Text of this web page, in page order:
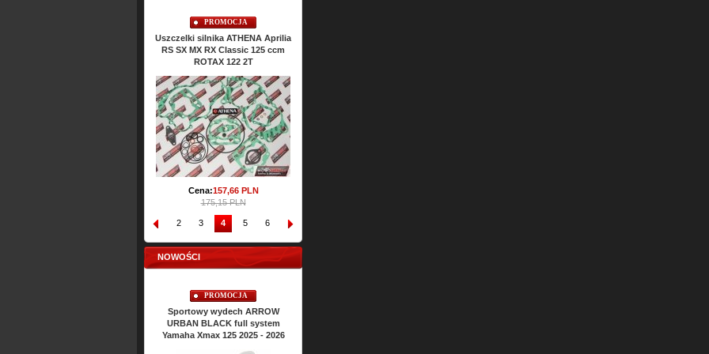
PROMOCJA
Uszczelki silnika ATHENA Aprilia
RS SX MX RX Classic 125 ccm
ROTAX 122 2T
Cena:157,66PLN
175,15 PLN
1 2 3 4 5 6 7
NOWOŚCI
PROMOCJA
Sportowy wydech ARROW
URBAN BLACK full system
Yamaha Xmax 125 2025 - 2026